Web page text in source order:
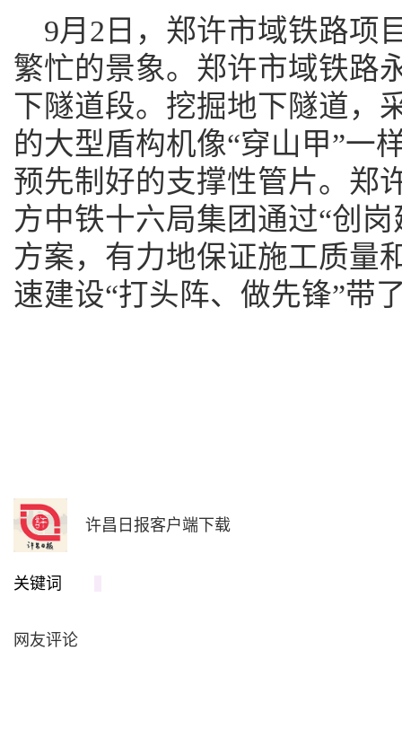
9月 2 日，郑许市域铁路项
繁忙的景象。郑许市域铁路
下隧道段。挖掘地下隧道，
的大型盾构机像“穿山甲”一
预先制好的支撑性管片。郑
方中铁十六局集团通过“创
方案，有力地保证施工质量
速建设“打头阵、做先锋”带
许昌日报客户端下载
关键词
网友评论